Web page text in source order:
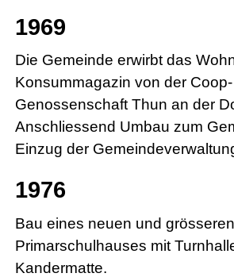
1969
Die Gemeinde erwirbt das
Konsummagazin von der Coop-
Genossenschaft Thun an der
Anschliessend Umbau zum
Einzug der
1976
Bau eines neuen und grösseren
Primarschulhauses mit
Kandermatte.